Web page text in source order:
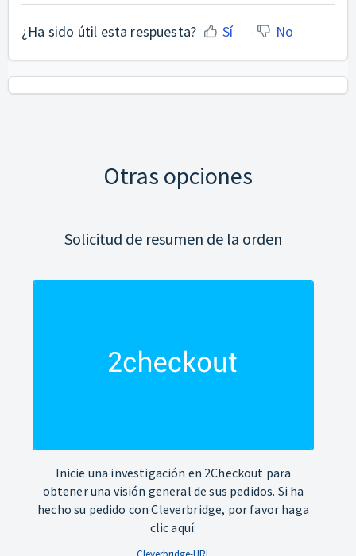
¿Ha sido útil esta respuesta? Sí No
Otras opciones
Solicitud de resumen de la orden
Inicie una investigación en 2Checkout para
obtener una visión general de sus pedidos. Si ha
hecho su pedido con Cleverbridge, por favor haga
clic aquí: